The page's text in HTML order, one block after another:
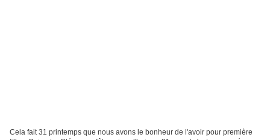
Cela fait 31 printemps que nous avons le bonheur de l'avoir pour première